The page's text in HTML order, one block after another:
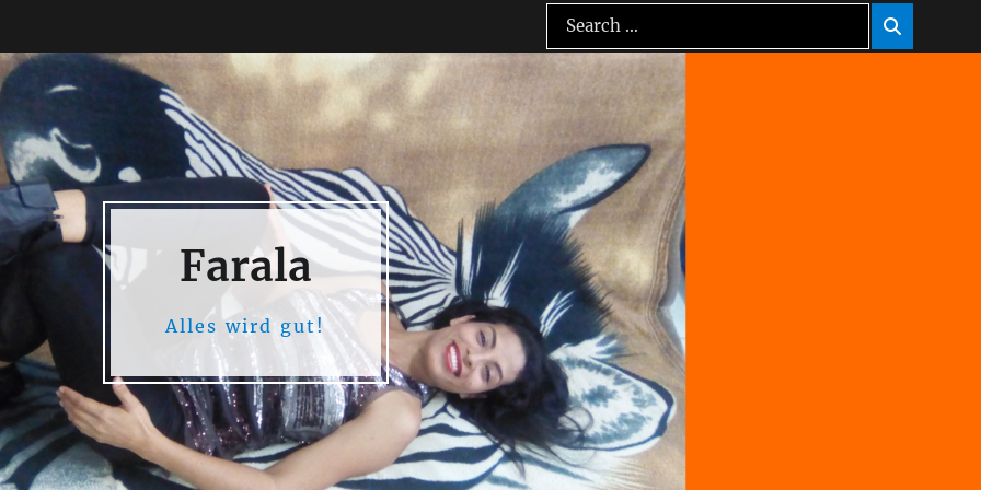
Search
for:

Farala
Alles wird gut!